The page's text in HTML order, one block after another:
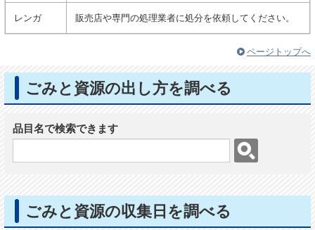
レンガ 販売店や専門の処理業者に処分を依頼してください。
ページトップへ
ごみと資源の出し方を調べる
品目名で検索できます
ごみと資源の収集日を調べる